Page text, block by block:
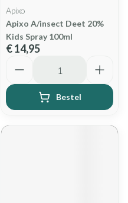
Apixo
Apixo A/insect Deet 20%
Kids Spray 100ml
€ 14,95
Bestel